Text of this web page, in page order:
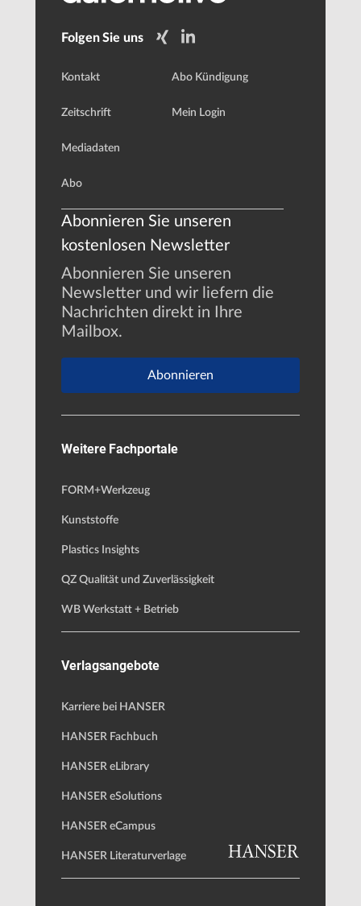
Folgen Sie uns
Kontakt
Zeitschrift
Mediadaten
Abo
Abo Kündigung
Mein Login
Abonnieren Sie unseren
kostenlosen Newsletter
Abonnieren Sie unseren
Newsletter und wir liefern die
Nachrichten direkt in Ihre
Mailbox.
Abonnieren
Weitere Fachportale
FORM+Werkzeug
Kunststoffe
Plastics Insights
QZ Qualität und Zuverlässigkeit
WB Werkstatt + Betrieb
Verlagsangebote
Karriere bei HANSER
HANSER Fachbuch
HANSER eLibrary
HANSER eSolutions
HANSER eCampus
HANSER Literaturverlage